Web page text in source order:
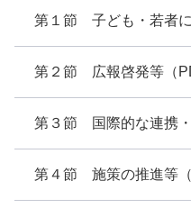
第１節 子ども・若者
第２節 広報啓発等（
第３節 国際的な連携・
第４節 施策の推進等（